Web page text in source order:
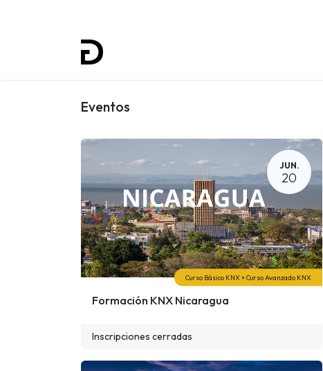
Eventos
JUN.
20
Curso Básico KNX + Curso Avanzado KNX
Formación KNX Nicaragua
Inscripciones cerradas